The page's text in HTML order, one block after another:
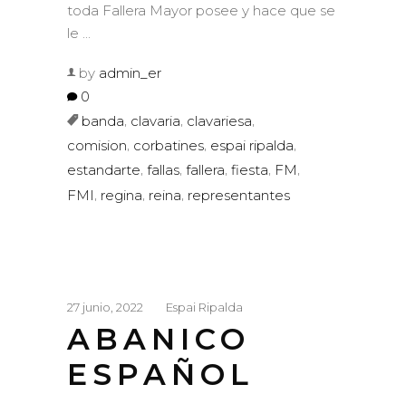
toda Fallera Mayor posee y hace que se
le
by admin_er
0
banda clavaria clavariesa
comision, corbatines, espai ripalda,
estandarte, fallas, fallera, fiesta, FM,
FMI regina reina representantes
27 junio, 2022 Espai Ripalda
ABANICO
ESPAÑOL